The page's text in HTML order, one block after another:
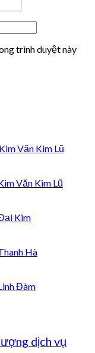
trình duyệt này
Văn Kim Lũ
Văn Kim Lũ
Kim
Hà
Đàm
dịch vụ